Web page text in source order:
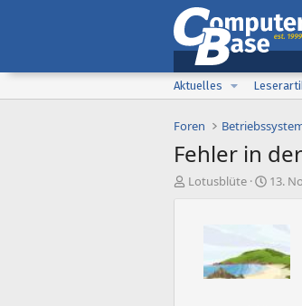
Aktuelles
Foren
Fehler in
ELotusblüte
E
e
l
l
13.